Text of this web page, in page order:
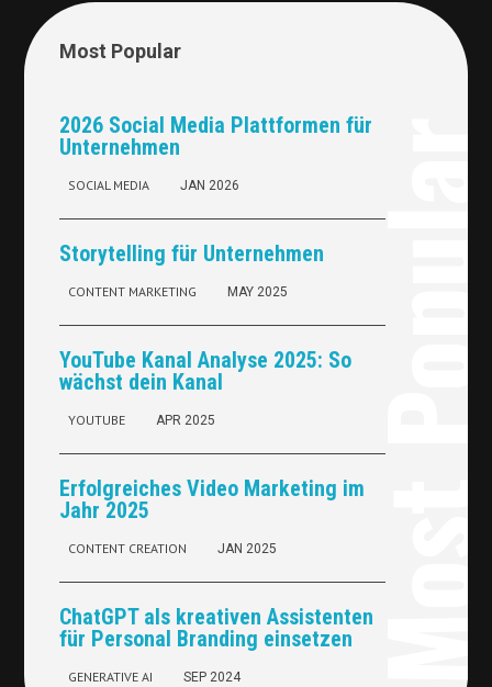
Most Popular
2026 Social Media Plattformen für
Unternehmen
SOCIAL MEDIA JAN 2026
Storytelling für Unternehmen
CONTENT MARKETING MAY 2025
YouTube Kanal Analyse 2025: So
wächst dein Kanal
YOUTUBE APR 2025
Erfolgreiches Video Marketing im
Jahr 2025
CONTENT CREATION JAN 2025
ChatGPT als kreativen Assistenten
für Personal Branding einsetzen
GENERATIVE AI SEP 2024 Most